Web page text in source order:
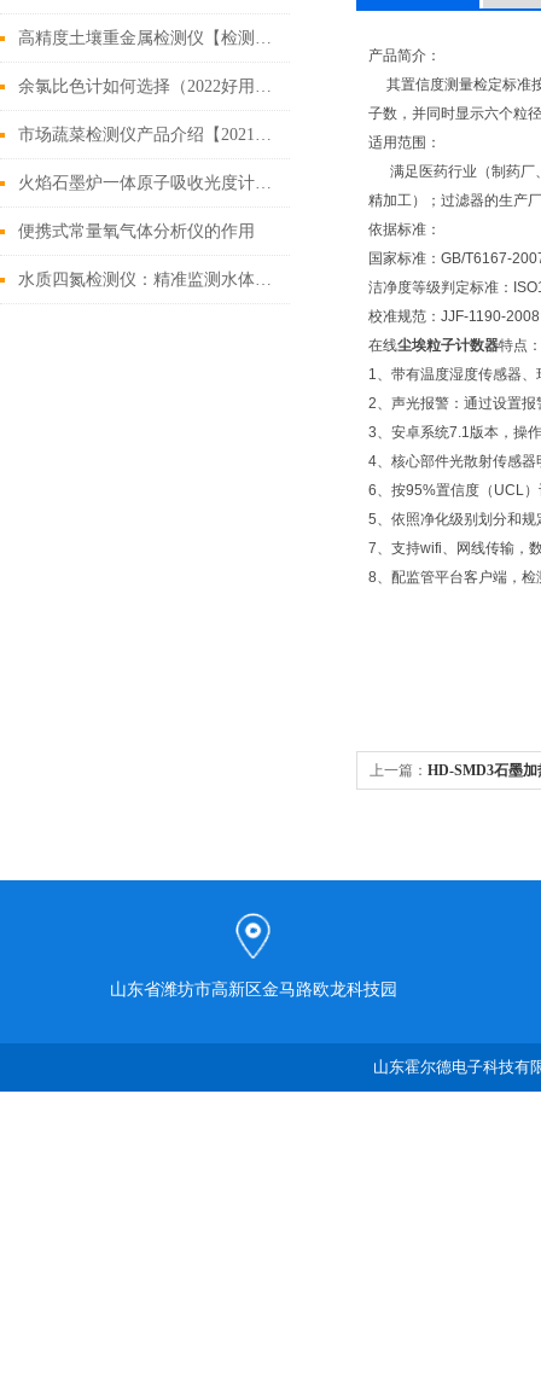
高精度土壤重金属检测仪【检测土壤的技术仪器&2021重磅推荐】
余氯比色计如何选择（2022好用的余氯比色计）
市场蔬菜检测仪产品介绍【2021仪器重磅推荐】
火焰石墨炉一体原子吸收光度计功能优势与应用
便携式常量氧气体分析仪的作用
水质四氮检测仪：精准监测水体氮素污染，赋能环境治理新利器
产品简介：
其置信度测量检定标准
子数，并同时显示六个粒
适用范围：
满足医药行业（制药厂
精加工）；过滤器的生产
依据标准：
国家标准：GB/T6167-
洁净度等级判定标准：
校准规范：JJF-1190-2008
在线尘埃粒子计数器特点：
1、带有温度湿度传感器
2、声光报警：通过设置
3、安卓系统7.1版本，操
4、核心部件光散射传感
6、按95%置信度（UCL
5、依照净化级别划分和
7、支持wifi、网线传输，
8、配监管平台客户端，
上一篇： HD-SMD3石墨加
山东省潍坊市高新区金马路欧龙科技园
山东霍尔德电子科技有